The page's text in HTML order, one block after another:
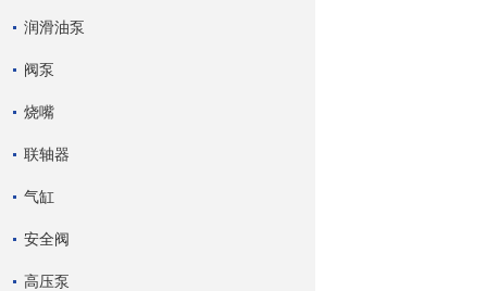
润滑油泵
阀泵
烧嘴
联轴器
气缸
安全阀
高压泵